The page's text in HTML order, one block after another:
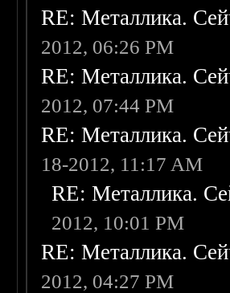
RE: Металлика.
2012, 06:26 PM
RE: Металлика.
2012, 07:44 PM
RE: Металлика.
18-2012, 11:17 AM
RE: Металлика.
2012, 10:01 PM
RE: Металлика.
2012, 04:27 PM